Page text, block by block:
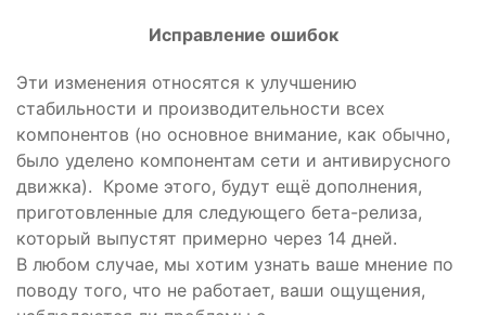
Исправление ошибок
Эти изменения относятся к улучшению
стабильности и производительности всех
компонентов (но основное внимание, как обычно,
было уделено компонентам сети и антивирусного
движка). Кроме этого, будут ещё дополнения,
приготовленные для следующего бета-релиза,
который выпустят примерно через 14 дней.
В любом случае, мы хотим узнать ваше мнение по
поводу того, что не работает, ваши ощущения,